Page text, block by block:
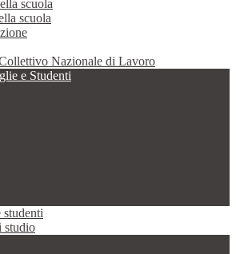
scuola
scuola
Nazionale di Lavoro
e Studenti
studenti
studio